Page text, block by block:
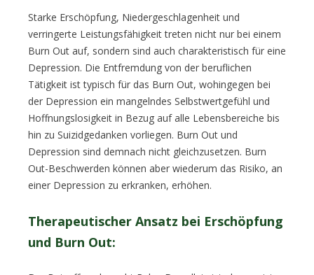
Starke Erschöpfung, Niedergeschlagenheit und
verringerte Leistungsfähigkeit treten nicht nur bei einem
Burn Out auf, sondern sind auch charakteristisch für eine
Depression. Die Entfremdung von der beruflichen
Tätigkeit ist typisch für das Burn Out, wohingegen bei
der Depression ein mangelndes Selbstwertgefühl und
Hoffnungslosigkeit in Bezug auf alle Lebensbereiche bis
hin zu Suizidgedanken vorliegen. Burn Out und
Depression sind demnach nicht gleichzusetzen. Burn
Out-Beschwerden können aber wiederum das Risiko, an
einer Depression zu erkranken, erhöhen.
Therapeutischer Ansatz bei Erschöpfung
und Burn Out: